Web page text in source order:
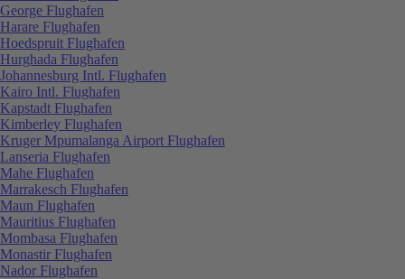
George Flughafen
Harare Flughafen
Hoedspruit Flughafen
Hurghada Flughafen
Johannesburg Intl. Flughafen
Kairo Intl. Flughafen
Kapstadt Flughafen
Kimberley Flughafen
Kruger Mpumalanga Airport Flughafen
Lanseria Flughafen
Mahe Flughafen
Marrakesch Flughafen
Maun Flughafen
Mauritius Flughafen
Mombasa Flughafen
Monastir Flughafen
Nador Flughafen